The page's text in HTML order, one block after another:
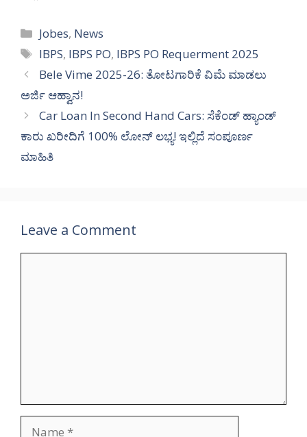
Categories
Jobes, News
Tags
IBPS, IBPS PO, IBPS PO Requerment 2025
Bele Vime 2025-26: ತೋಟಗಾರಿಕೆ ವಿಮೆ ಮಾಡಲು
ಅರ್ಜಿ ಆಹ್ವಾನ!
Car Loan In Second Hand Cars: ಸೆಕೆಂಡ್ ಹ್ಯಾಂಡ್
ಕಾರು ಖರೀದಿಗೆ 100% ಲೋನ್ ಲಭ್ಯ! ಇಲ್ಲಿದೆ ಸಂಪೂರ್ಣ
ಮಾಹಿತಿ
Leave a Comment